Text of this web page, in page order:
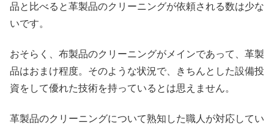
品と比べると革製品のクリーニングが依頼される数は少な
いです。
おそらく、布製品のクリーニングがメインであって、革製
品はおまけ程度。そのような状況で、きちんとした設備投
資をして優れた技術を持っているとは思えません。
革製品のクリーニングについて熟知した職人が対応してい